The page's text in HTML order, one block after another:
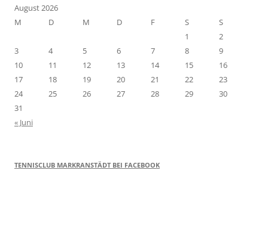
August 2026
M
D M D F S
S
1
2
3
4 5 6 7 8
9
10
11 12 13 14 15
16
17
18 19 20 21 22
23
24
25 26 27 28 29
30
31
« Juni
TENNISCLUB MARKRANSTÄDT BEI FACEBOOK